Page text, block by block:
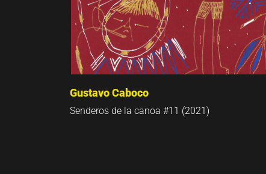
Gustavo Caboco
Senderos de la canoa #11 (2021)